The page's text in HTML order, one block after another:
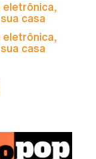
casa
casa